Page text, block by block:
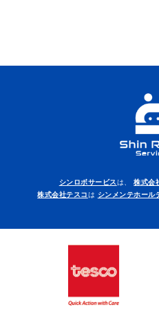
シンロボサービスは、株式会
株式会社テスコは シンメンテホール